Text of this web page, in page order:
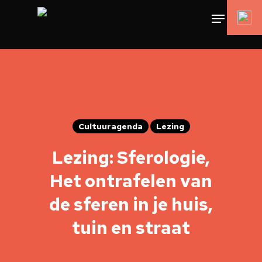
Cultuuragenda Lezing
Lezing: Sferologie,
Het ontrafelen van
de sferen in je huis,
tuin en straat